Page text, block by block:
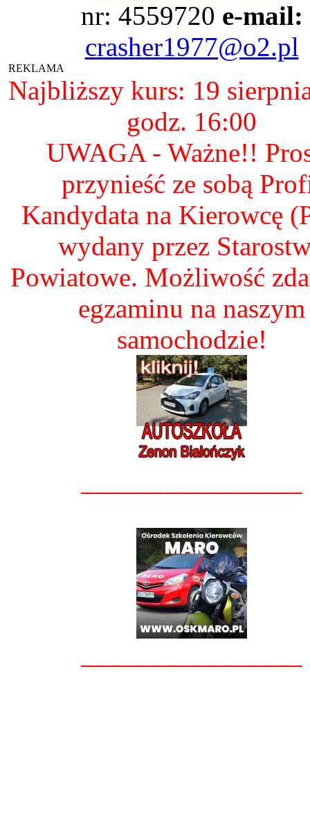
nr: 4559720 e-mail:
crasher1977@o2.pl
REKLAMA
Najbliższy kurs: 19
godz. 16:00
UWAGA - Ważne!!
przynieść ze sobą
Kandydata na Kierowcę
wydany przez
Powiatowe. Możliwość
egzaminu na naszym
samochodzie!